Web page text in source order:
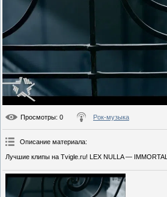
Просмотры: 0 Рок-музыка
Описание материала:
Лучшие клипы на Tvigle.ru! LEX NULLA — IMMORTAL.